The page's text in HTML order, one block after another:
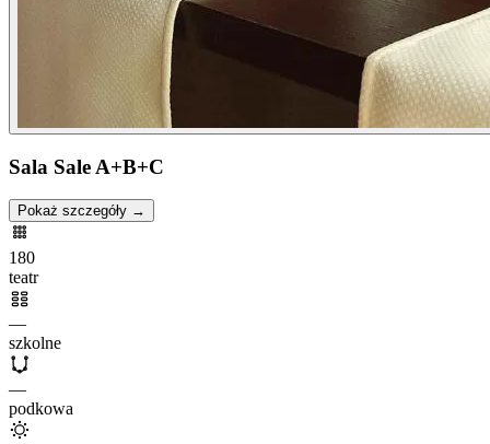
Sala Sale A+B+C
Pokaż szczegóły →
180
teatr
—
szkolne
—
podkowa